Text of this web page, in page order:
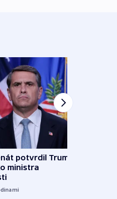
potvrdil Trumpova
ministra